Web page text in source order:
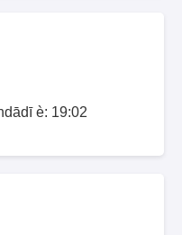
è: 19:02